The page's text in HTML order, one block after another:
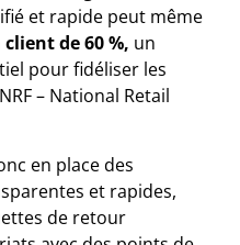
et rapide peut même
de 60 %, un
pour fidéliser les
– National Retail
en place des
et rapides,
de retour